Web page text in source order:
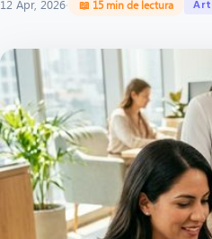
12 Apr, 2026· 📖 15 min de lectura